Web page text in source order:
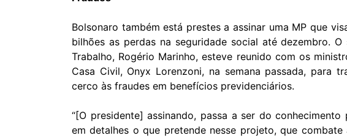
Bolsonaro também está prestes a assinar uma MP que
bilhões as perdas na seguridade social até dezembro. O
Trabalho, Rogério Marinho, esteve reunido com os
Casa Civil, Onyx Lorenzoni, na semana passada, para
cerco às fraudes em benefícios previdenciários.
“[O presidente] assinando, passa a ser do
em detalhes o que pretende nesse projeto, que